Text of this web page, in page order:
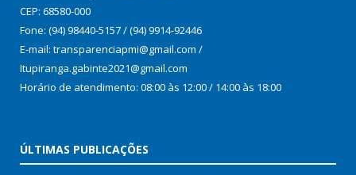
CEP: 68580-000
Fone: (94) 98440-5157 / (94) 9914-92446
E-mail: transparenciapmi@gmail.com /
Itupiranga.gabinte2021@gmail.com
Horário de atendimento: 08:00 às 12:00 / 14:00 às 18:00
ÚLTIMAS PUBLICAÇÕES